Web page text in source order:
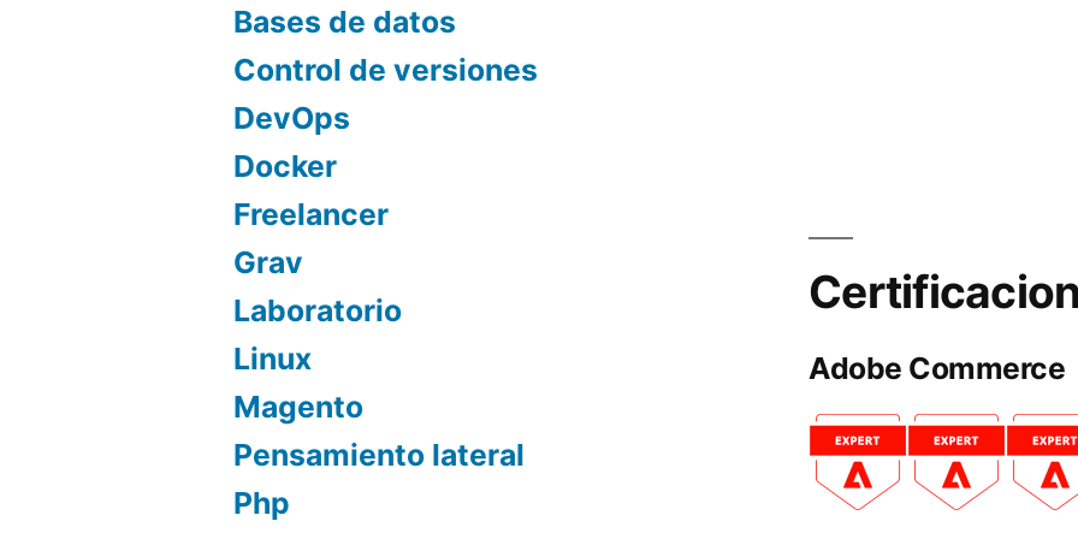
Bases de datos
Control de versiones
DevOps
Docker
Freelancer
Grav
Laboratorio
Linux
Magento
Pensamiento lateral
Php
Adobe Commerce